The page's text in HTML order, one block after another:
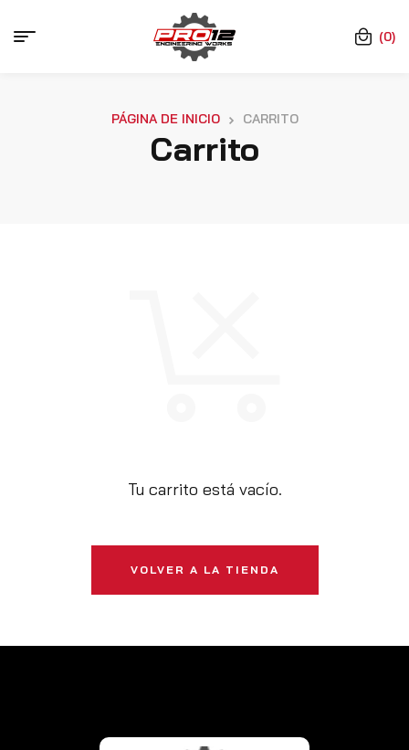
(0)
Carrito
PÁGINA DE INICIO CARRITO
Tu carrito está vacío.
VOLVER A LA TIENDA